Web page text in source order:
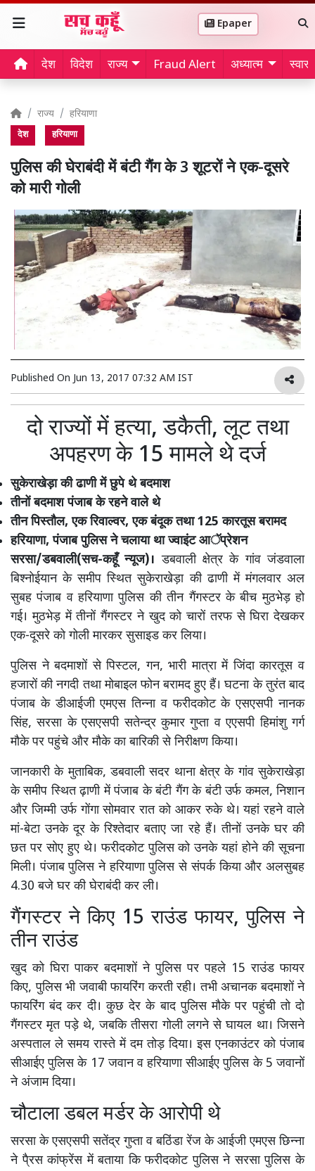
Epaper
देश विदेश राज्य Fraud Alert अध्यात्म
राज्य हरियाणा
देश हरियाणा
पुलिस की घेराबंदी में बंटी गैंग के 3 शूटरों ने एक-दूसरे
को मारी गोली
Published On Jun 13, 2017 07:32 AM IST
दो राज्यों में हत्या, डकैती, लूट तथा
अपहरण के 15 मामले थे दर्ज
सुकेराखेड़ा की ढाणी में छुपे थे बदमाश
तीनों बदमाश पंजाब के रहने वाले थे
तीन पिस्तौल, एक रिवाल्वर, एक बंदूक तथा 125 कारतूस बरामद
हरियाणा, पंजाब पुलिस ने चलाया था ज्वाइंट आॅप्रेशन
सरसा/डबवाली(सच-कहूँ न्यूज)। डबवाली क्षेत्र के गांव जंडवाला
बिश्नोईयान के समीप स्थित सुकेराखेड़ा की ढाणी में मंगलवार अल
सुबह पंजाब व हरियाणा पुलिस की तीन गैंगस्टर के बीच मुठभेड़ हो
गई। मुठभेड़ में तीनों गैंगस्टर ने खुद को चारों तरफ से घिरा देखकर
एक-दूसरे को गोली मारकर सुसाइड कर लिया।
पुलिस ने बदमाशों से पिस्टल, गन, भारी मात्रा में जिंदा कारतूस व
हजारों की नगदी तथा मोबाइल फोन बरामद हुए हैं। घटना के तुरंत बाद
पंजाब के डीआईजी एमएस तिन्ना व फरीदकोट के एसएसपी नानक
सिंह, सरसा के एसएसपी सतेन्द्र कुमार गुप्ता व एएसपी हिमांशु गर्ग
मौके पर पहुंचे और मौके का बारिकी से निरीक्षण किया।
जानकारी के मुताबिक, डबवाली सदर थाना क्षेत्र के गांव सुकेराखेड़ा
के समीप स्थित ढ़ाणी में पंजाब के बंटी गैंग के बंटी उर्फ कमल, निशान
और जिम्मी उर्फ गोंगा सोमवार रात को आकर रुके थे। यहां रहने वाले
मां-बेटा उनके दूर के रिश्तेदार बताए जा रहे हैं। तीनों उनके घर की
छत पर सोए हुए थे। फरीदकोट पुलिस को उनके यहां होने की सूचना
मिली। पंजाब पुलिस ने हरियाणा पुलिस से संपर्क किया और अलसुबह
4.30 बजे घर की घेराबंदी कर ली।
गैंगस्टर ने किए 15 राउंड फायर, पुलिस ने
तीन राउंड
खुद को घिरा पाकर बदमाशों ने पुलिस पर पहले 15 राउंड फायर
किए, पुलिस भी जवाबी फायरिंग करती रही। तभी अचानक बदमाशों ने
फायरिंग बंद कर दी। कुछ देर के बाद पुलिस मौके पर पहुंची तो दो
गैंगस्टर मृत पड़े थे, जबकि तीसरा गोली लगने से घायल था। जिसने
अस्पताल ले समय रास्ते में दम तोड़ दिया। इस एनकाउंटर को पंजाब
सीआईए पुलिस के 17 जवान व हरियाणा सीआईए पुलिस के 5 जवानों
ने अंजाम दिया।
चौटाला डबल मर्डर के आरोपी थे
सरसा के एसएसपी सतेंद्र गुप्ता व बठिंडा रेंज के आईजी एमएस छिन्ना
ने पै्रस कांफ्रेंस में बताया कि फरीदकोट पुलिस ने सरसा पुलिस के